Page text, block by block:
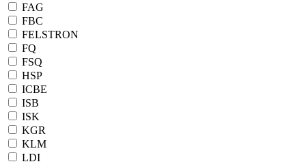
FAG
FBC
FELSTRON
FQ
FSQ
HSP
ICBE
ISB
ISK
KGR
KLM
LDI